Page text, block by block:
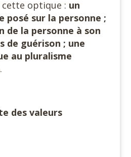
optique : un
posé sur la personne ;
de la personne à son
de guérison ; une
au pluralisme
des valeurs